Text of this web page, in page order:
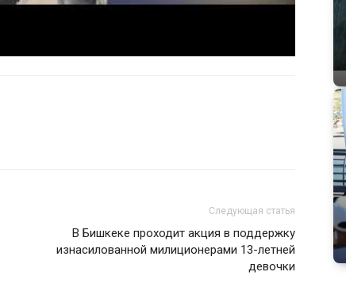
Следующая статья
В Бишкеке проходит акция в поддержку
изнасилованной милиционерами 13-летней
девочки